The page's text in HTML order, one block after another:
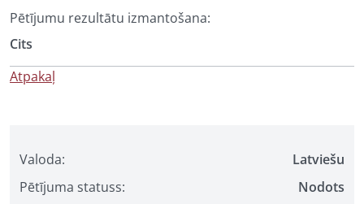
Valoda:
Latviešu
Pētījuma statuss:
Nodots
Pētījumu rezultātu izmantošana:
Cits
Atpakaļ